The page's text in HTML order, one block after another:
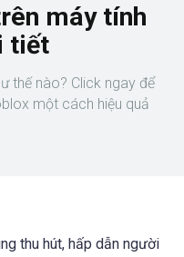
máy tính
tiết
thế nào? Click ngay để
một cách hiệu quả
thu hút, hấp dẫn người